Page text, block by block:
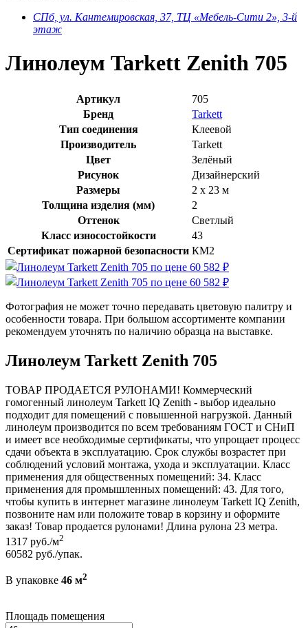
СПб, ул. Кантемировская, 37, ТЦ «Мебель-Сити 2», 3-й
этаж
Линолеум Tarkett Zenith 705
Артикул
705
Бренд
Tarkett
Тип соединения
Клеевой
Производитель
Tarkett
Цвет
Зелёный
Рисунок
Дизайнерский
Размеры
2 x 23 м
Толщина изделия (мм)
2
Оттенок
Светлый
Класс износостойкости
43
Сертификат пожарной безопасности КМ2
Фотография не может точно передавать цветовую палитру и
особенности товара. При большом ассортименте компании
рекомендуем уточнять по наличию образца на выставке.
Линолеум Tarkett Zenith 705
ТОВАР ПРОДАЕТСЯ РУЛОНАМИ! Коммерческий
гомогенный линолеум Tarkett IQ Zenith - выбор идеально
подходит для помещений с повышенной нагрузкой. Данный
линолеум производится по всем требованиям ГОСТ и СНиП
и имеет все необходимые сертификаты, что упрощает процесс
сдачи объекта в эксплуатацию. Срок службы возрастет при
соблюдений условий монтажа, ухода и эксплуатации. Класс
применения для общественных помещений: 34. Класс
применения для промышленных помещений: 43. Для того,
чтобы купить в интернет магазине линолеум Tarkett IQ Zenith,
позвоните нам или положите товар в корзину и оформите
заказ! Товар продается рулонами! Длина рулона 23 метра.
1317 руб./м2
60582 руб./упак.
В упаковке 46 м2
Площадь помещения